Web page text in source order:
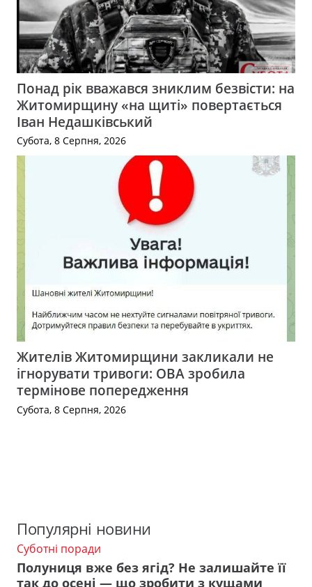
Понад рік вважався зниклим безвісти: на
Житомирщину «на щиті» повертається
Іван Недашківський
Субота, 8 Серпня, 2026
Жителів Житомирщини закликали не
ігнорувати тривоги: ОВА зробила
термінове попередження
Субота, 8 Серпня, 2026
Популярні новини
Суботні поради
Полуниця вже без ягід? Не залишайте її
так до осені — що зробити з кущами